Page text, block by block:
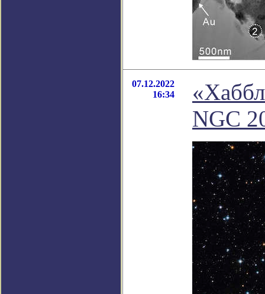
07.12.2022
16:34
NGC